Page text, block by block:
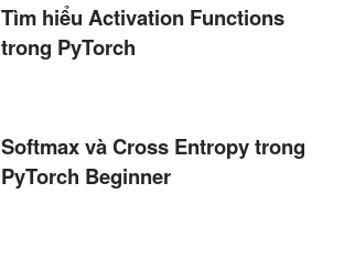
Tìm hiểu Activation Functions
trong PyTorch
Softmax và Cross Entropy trong
PyTorch Beginner